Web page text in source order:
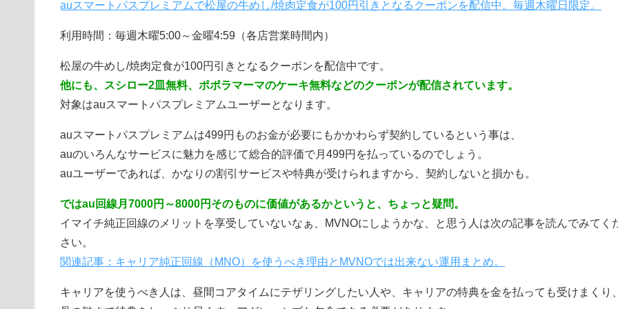
auスマートパスプレミアムで松屋の牛めし/焼肉定食が100円引きとなるクーポンを配信中。毎週木曜日限定。
利用時間：毎週木曜5:00～金曜4:59（各店営業時間内）
松屋の牛めし/焼肉定食が100円引きとなるクーポンを配信中です。
他にも、スシロー2皿無料、ポポラマーマのケーキ無料などのクーポンが配信されています。
対象はauスマートパスプレミアムユーザーとなります。
auスマートパスプレミアムは499円ものお金が必要にもかかわらず契約しているという事は、
auのいろんなサービスに魅力を感じて総合的評価で月499円を払っているのでしょう。
auユーザーであれば、かなりの割引サービスや特典が受けられますから、契約しないと損かも。
ではau回線月7000円～8000円そのものに価値があるかというと、ちょっと疑問。
イマイチ純正回線のメリットを享受していないなぁ、MVNOにしようかな、と思う人は次の記事を読んでみてく
さい。
関連記事：キャリア純正回線（MNO）を使うべき理由とMVNOでは出来ない運用まとめ。
キャリアを使うべき人は、昼間コアタイムにテザリングしたい人や、キャリアの特典を金を払っても受けまくり